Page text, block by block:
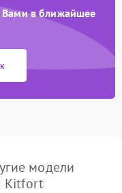
Вами в ближайшее
модели
Kitfort